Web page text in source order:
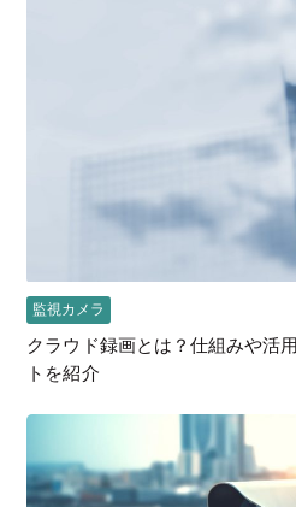
監視カメラ
クラウド録画とは？仕組みや活
トを紹介